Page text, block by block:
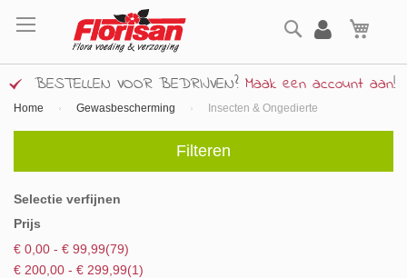
naar
inhoud
Zoek
BESTELLEN VOOR BEDRIJVEN? Maak een account aan!
Home Gewasbescherming Insecten & Ongedierte
Filteren
Selectie verfijnen
Prijs
€ 0,00 - € 99,99 79product
€ 200,00 - € 299,99 1product